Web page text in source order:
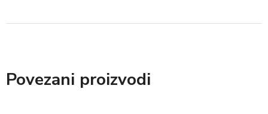
Povezani proizvodi